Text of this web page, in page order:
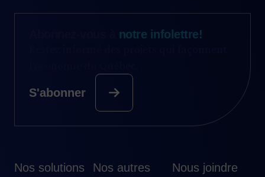
Nos solutions
Nos autres
Nous joindre
notre infolettre!
S'abonner